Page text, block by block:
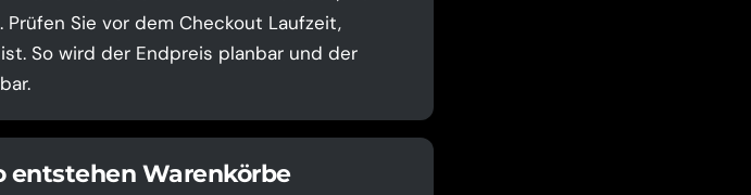
Sie vor dem Checkout Laufzeit,
So wird der Endpreis planbar und der
entstehen Warenkörbe